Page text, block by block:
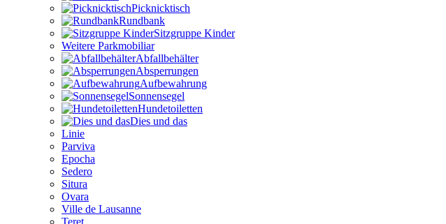
Picknicktisch
Rundbank
Sitzgruppe Kinder
Weitere Parkmobiliar
Abfallbehälter
Absperrungen
Aufbewahrung
Sonnensegel
Hundetoiletten
Dies und das
Linie
Parviva
Epocha
Sedero
Situra
Ovara
Ville de Lausanne